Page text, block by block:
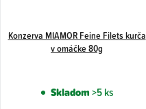
Konzerva MIAMOR Feine Filets kurča
v omáčke 80g
Skladom>5 ks